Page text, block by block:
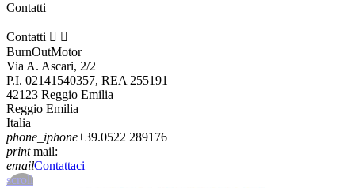
Contatti
Contatti  
BurnOutMotor
Via A. Ascari, 2/2
P.I. 02141540357, REA 255191
42123 Reggio Emilia
Reggio Emilia
Italia
phone_iphone+39.0522 289176
printmail:
emailContattaci
scroll